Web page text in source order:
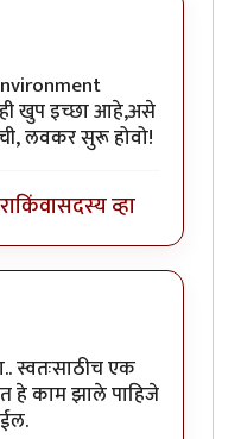
खुप इच्छा आहे,असे
लवकर सुरू होवो!
किंवासदस्य व्हा
स्वतःसाठीच एक
हे काम झाले पाहिजे